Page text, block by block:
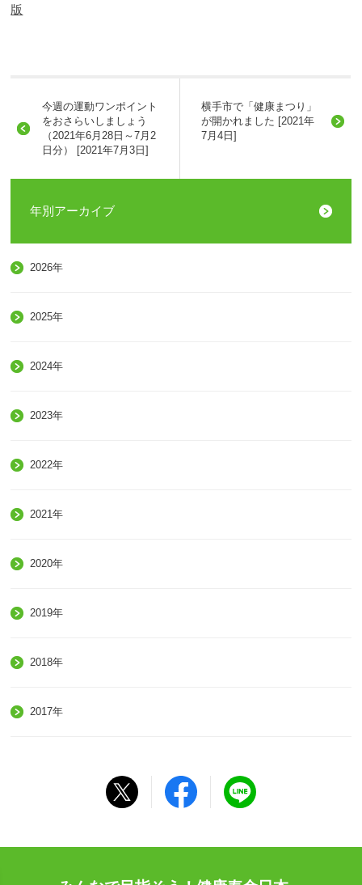
版
今週の運動ワンポイント
をおさらいしましょう
（2021年6月28日～7月2
日分） [2021年7月3日]
横手市で「健康まつり」
が開かれました [2021年
7月4日]
年別アーカイブ
2026年
2025年
2024年
2023年
2022年
2021年
2020年
2019年
2018年
2017年